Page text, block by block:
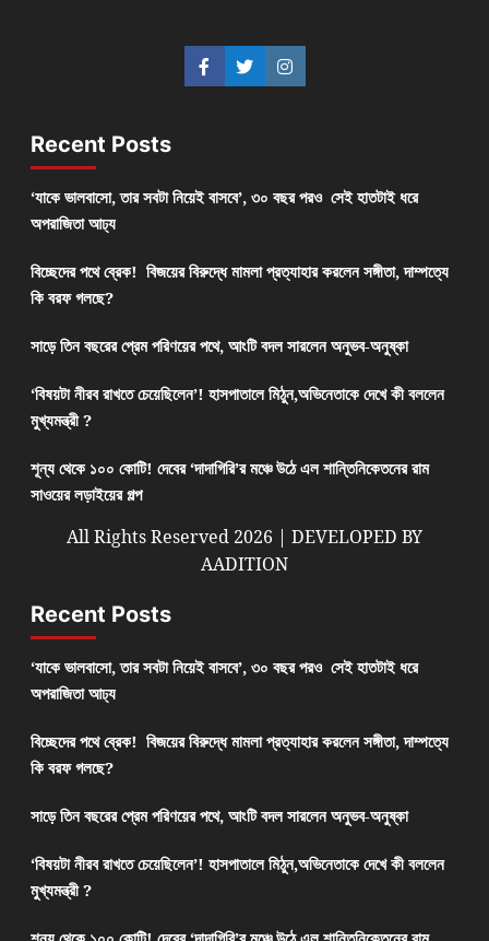
Recent Posts
‘যাকে ভালবাসো, তার সবটা নিয়েই বাসবে’, ৩০ বছর পরও সেই হাতটাই ধরে
অপরাজিতা আঢ্য
বিচ্ছেদের পথে ব্রেক! বিজয়ের বিরুদ্ধে মামলা প্রত্যাহার করলেন সঙ্গীতা, দাম্পত্যে
কি বরফ গলছে?
সাড়ে তিন বছরের প্রেম পরিণয়ের পথে, আংটি বদল সারলেন অনুভব-অনুষ্কা
‘বিষয়টা নীরব রাখতে চেয়েছিলেন’! হাসপাতালে মিঠুন,অভিনেতাকে দেখে কী বললেন
মুখ্যমন্ত্রী ?
শূন্য থেকে ১০০ কোটি! দেবের ‘দাদাগিরি’র মঞ্চে উঠে এল শান্তিনিকেতনের রাম
সাওয়ের লড়াইয়ের গল্প
All Rights Reserved 2026 | DEVELOPED BY
AADITION
Recent Posts
‘যাকে ভালবাসো, তার সবটা নিয়েই বাসবে’, ৩০ বছর পরও সেই হাতটাই ধরে
অপরাজিতা আঢ্য
বিচ্ছেদের পথে ব্রেক! বিজয়ের বিরুদ্ধে মামলা প্রত্যাহার করলেন সঙ্গীতা, দাম্পত্যে
কি বরফ গলছে?
সাড়ে তিন বছরের প্রেম পরিণয়ের পথে, আংটি বদল সারলেন অনুভব-অনুষ্কা
‘বিষয়টা নীরব রাখতে চেয়েছিলেন’! হাসপাতালে মিঠুন,অভিনেতাকে দেখে কী বললেন
মুখ্যমন্ত্রী ?